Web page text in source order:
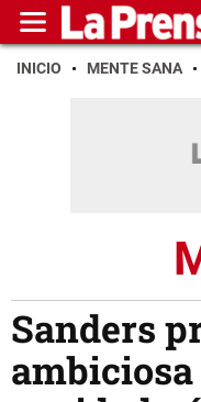
INICIO MENTE SANA
Sanders